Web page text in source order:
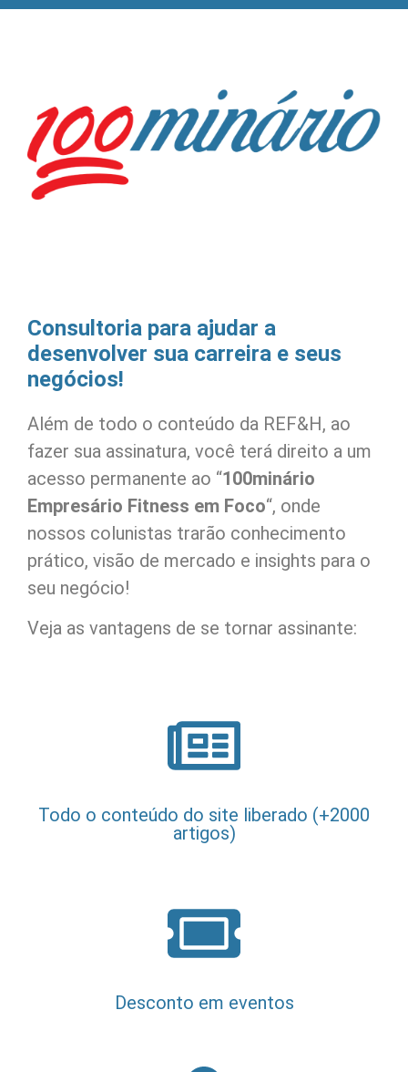
Consultoria para ajudar a
desenvolver sua carreira e seus
negócios!
Além de todo o conteúdo da REF&H, ao
fazer sua assinatura, você terá direito a um
acesso permanente ao “100minário
Empresário Fitness em Foco“, onde
nossos colunistas trarão conhecimento
prático, visão de mercado e insights para o
seu negócio!
Veja as vantagens de se tornar assinante:
Todo o conteúdo do site liberado (+2000
artigos)
Desconto em eventos